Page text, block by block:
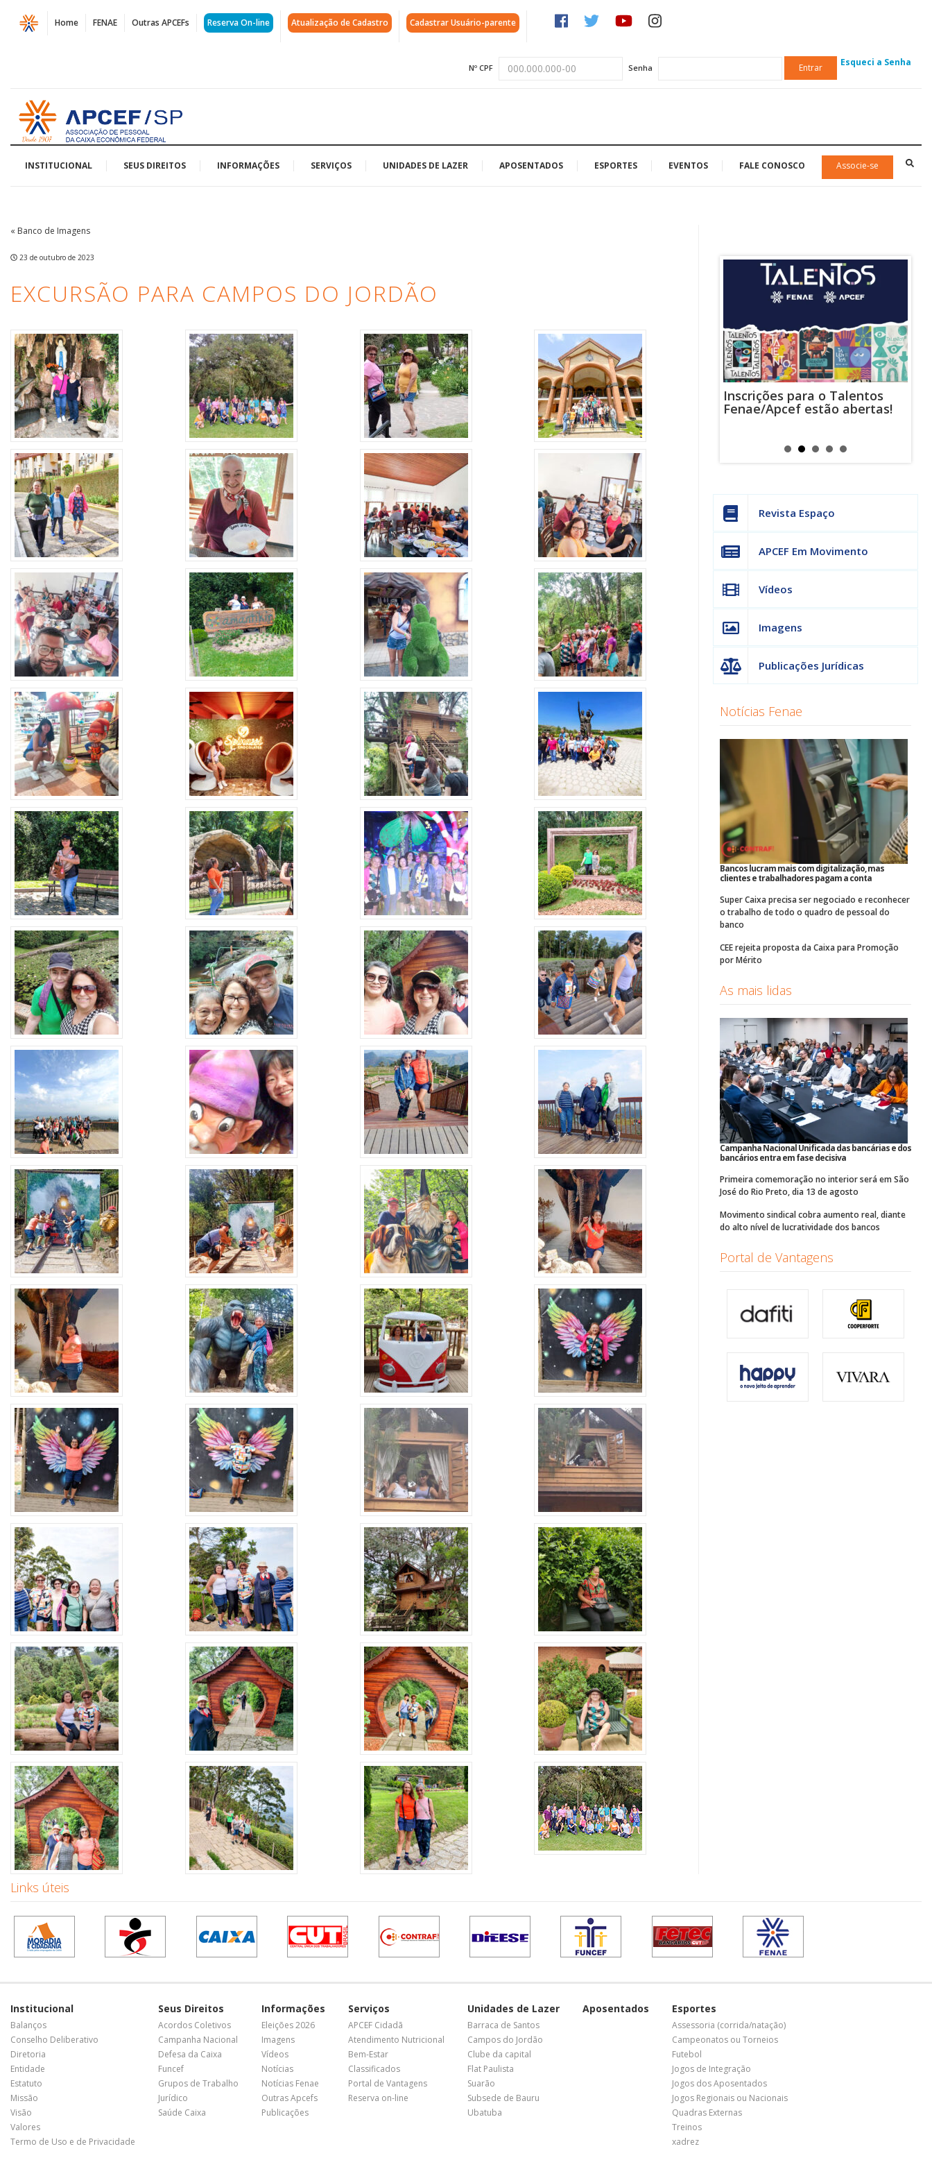
Página
Excursão
Campos
do
Jordão
Home FENAE Outras APCEFs Reserva On-line Atualização de Cadastro Cadastrar Usuário-parente
Nº CPF Senha Entrar Esqueci a Senha
Acessar
página
inicial
INSTITUCIONAL SEUS DIREITOS INFORMAÇÕES SERVIÇOS UNIDADES DE LAZER APOSENTADOS ESPORTES EVENTOS FALE CONOSCO Associe-se
« Banco de Imagens
23 de outubro de 2023
EXCURSÃO PARA CAMPOS DO JORDÃO
Aproveite a parceria da Apcef
com o Sesi e invista em saúde
e momentos de lazer!
Alerta: golpistas usam
WhatsApp e e-mail para
enviar falsas mensagens
sobre processos judiciais
Inscrições para o Talentos
Fenae/Apcef estão abertas!
Revista Espaço
APCEF Em Movimento
Vídeos
Imagens
Publicações Jurídicas
Notícias Fenae
Bancos lucram mais com digitalização, mas
clientes e trabalhadores pagam a conta
Super Caixa precisa ser negociado e reconhecer
o trabalho de todo o quadro de pessoal do
banco
CEE rejeita proposta da Caixa para Promoção
por Mérito
As mais lidas
Campanha Nacional Unificada das bancárias e dos
bancários entra em fase decisiva
Primeira comemoração no interior será em São
José do Rio Preto, dia 13 de agosto
Movimento sindical cobra aumento real, diante
do alto nível de lucratividade dos bancos
Portal de Vantagens
Links úteis
Institucional
Balanços
Conselho Deliberativo
Diretoria
Entidade
Estatuto
Missão
Visão
Valores
Termo de Uso e de Privacidade
Seus Direitos
Acordos Coletivos
Campanha Nacional
Defesa da Caixa
Funcef
Grupos de Trabalho
Jurídico
Saúde Caixa
Informações
Eleições 2026
Imagens
Vídeos
Notícias
Notícias Fenae
Outras Apcefs
Publicações
Serviços
APCEF Cidadã
Atendimento Nutricional
Bem-Estar
Classificados
Portal de Vantagens
Reserva on-line
Unidades de Lazer
Barraca de Santos
Campos do Jordão
Clube da capital
Flat Paulista
Suarão
Subsede de Bauru
Ubatuba
Aposentados Esportes
Assessoria (corrida/natação)
Campeonatos ou Torneios
Futebol
Jogos de Integração
Jogos dos Aposentados
Jogos Regionais ou Nacionais
Quadras Externas
Treinos
xadrez